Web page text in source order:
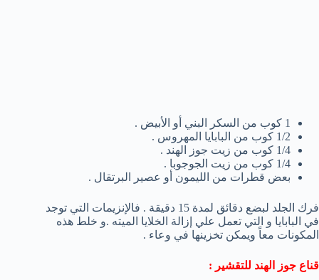
1 كوب من السكر البني أو الأبيض .
1/2 كوب من البابايا المهروس .
1/4 كوب من زيت جوز الهند .
1/4 كوب من زيت الجوجوبا .
بعض قطرات من الليمون أو عصير البرتقال .
فرك الجلد لبضع دقائق لمدة 15 دقيقة . فالإنزيمات التي توجد
في البابايا و التي تعمل علي إزالة الخلايا الميته .و خلط هذه
المكونات معاً ويمكن تخزينها في وعاء .
قناع جوز الهند للتقشير :